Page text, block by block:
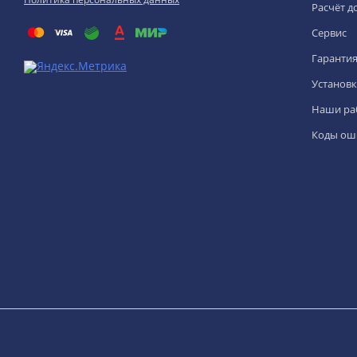
Расчёт
Сервис
Гарантия
Наши
Коды